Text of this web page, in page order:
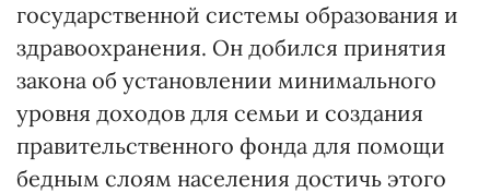
государственной системы образования и
здравоохранения. Он добился принятия
закона об установлении минимального
уровня доходов для семьи и создания
правительственного фонда для помощи
бедным слоям населения достичь этого